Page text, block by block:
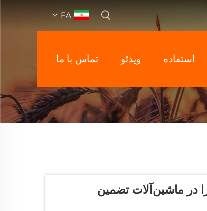
FA
استفاده ویدئو تماس با ما
در ماشین‌آلات تضمین